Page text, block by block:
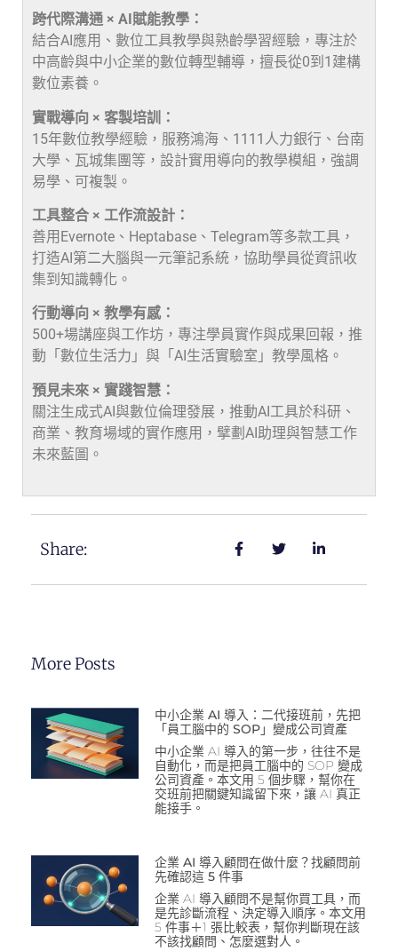
跨代際溝通 × AI賦能教學：
結合AI應用、數位工具教學與熟齡學習經驗，專注於
中高齡與中小企業的數位轉型輔導，擅長從0到1建構
數位素養。
實戰導向 × 客製培訓：
15年數位教學經驗，服務鴻海、1111人力銀行、台南
大學、瓦城集團等，設計實用導向的教學模組，強調
易學、可複製。
工具整合 × 工作流設計：
善用Evernote、Heptabase、Telegram等多款工具，
打造AI第二大腦與一元筆記系統，協助學員從資訊收
集到知識轉化。
行動導向 × 教學有感：
500+場講座與工作坊，專注學員實作與成果回報，推
動「數位生活力」與「AI生活實驗室」教學風格。
預見未來 × 實踐智慧：
關注生成式AI與數位倫理發展，推動AI工具於科研、
商業、教育場域的實作應用，擘劃AI助理與智慧工作
未來藍圖。
Share:
More Posts
中小企業 AI 導入：二代接班前，先把
「員工腦中的 SOP」變成公司資產
中小企業 AI 導入的第一步，往往不是
自動化，而是把員工腦中的 SOP 變成
公司資產。本文用 5 個步驟，幫你在
交班前把關鍵知識留下來，讓 AI 真正
能接手。
企業 AI 導入顧問在做什麼？找顧問前
先確認這 5 件事
企業 AI 導入顧問不是幫你買工具，而
是先診斷流程、決定導入順序。本文用
5 件事＋1 張比較表，幫你判斷現在該
不該找顧問、怎麼選對人。